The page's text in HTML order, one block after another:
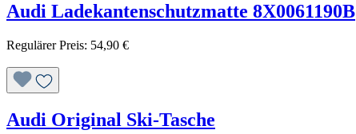
Audi Ladekantenschutzmatte 8X0061190B
Regulärer Preis: 54,90 €
Audi Original Ski-Tasche